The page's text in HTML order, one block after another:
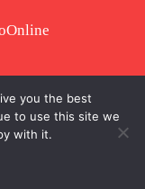
you the best
to use this site we
with it.